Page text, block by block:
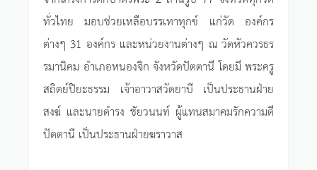
ทั่วไทย มอบช่วยเหลือบรรเทาทุกข์ แก่วัด องค์กร
ต่างๆ 31 องค์กร และหน่วยงานต่างๆ ณ วัดหัวควรธร
รมานิคม อำเภอหนองจิก จังหวัดปัตตานี โดยมี พระครู
สถิตย์ปิยะธรรม เจ้าอาวาสวัดยาบี เป็นประธานฝ่าย
สงฆ์ และนายดำรง ชัยวนนท์ ผู้แทนสมาคมรักความดี
ปัตตานี เป็นประธานฝ่ายฆราวาส